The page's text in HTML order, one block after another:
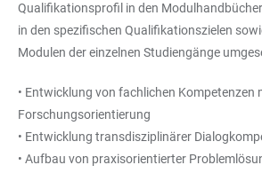
Qualifikationsprofil in den
in den spezifischen Qualifikationszielen
Modulen der einzelnen Studiengänge
• Entwicklung von fachlichen Kompetenzen
Forschungsorientierung
• Entwicklung transdisziplinärer
• Aufbau von praxisorientierter